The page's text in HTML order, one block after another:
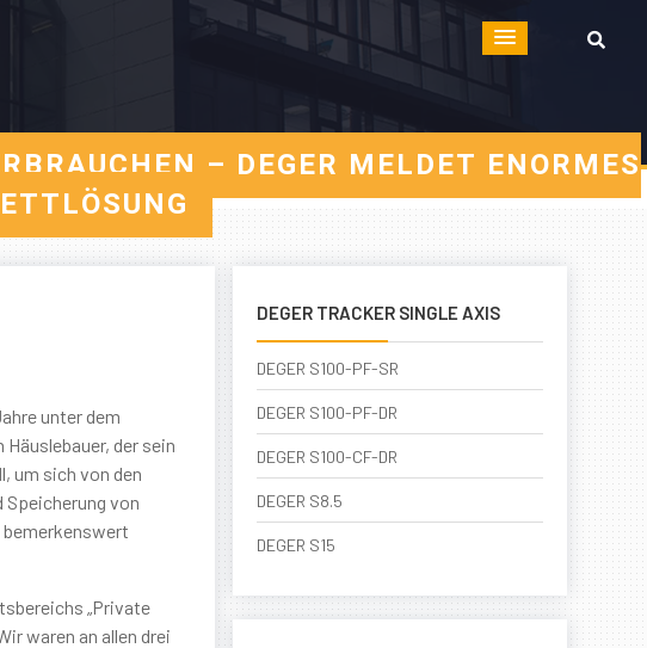
– DEGER MELDET ENORMES
unter dem
der sein
um sich von den
von
„Private
waren an allen drei
DEGER TRACKER SINGLE AXIS
DEGER S100-PF-SR
DEGER S100-PF-DR
DEGER S100-CF-DR
DEGER S8.5
DEGER S15